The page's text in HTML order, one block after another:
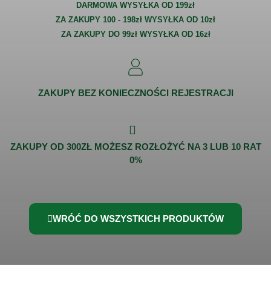
DARMOWA WYSYŁKA OD 199zł
ZA ZAKUPY 100 - 198zł WYSYŁKA OD 10zł
ZA ZAKUPY DO 99zł WYSYŁKA OD 16zł
ZAKUPY BEZ KONIECZNOŚCI REJESTRACJI
ZAKUPY OD 300ZŁ MOŻESZ ROZŁOŻYĆ NA 3 LUB 10 RAT
0%
WRÓĆ DO WSZYSTKICH PRODUKTÓW